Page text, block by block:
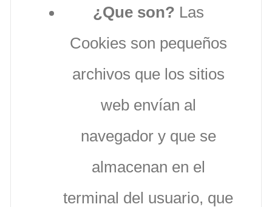
¿Que son? Las
Cookies son pequeños
archivos que los sitios
web envían al
navegador y que se
almacenan en el
terminal del usuario, que